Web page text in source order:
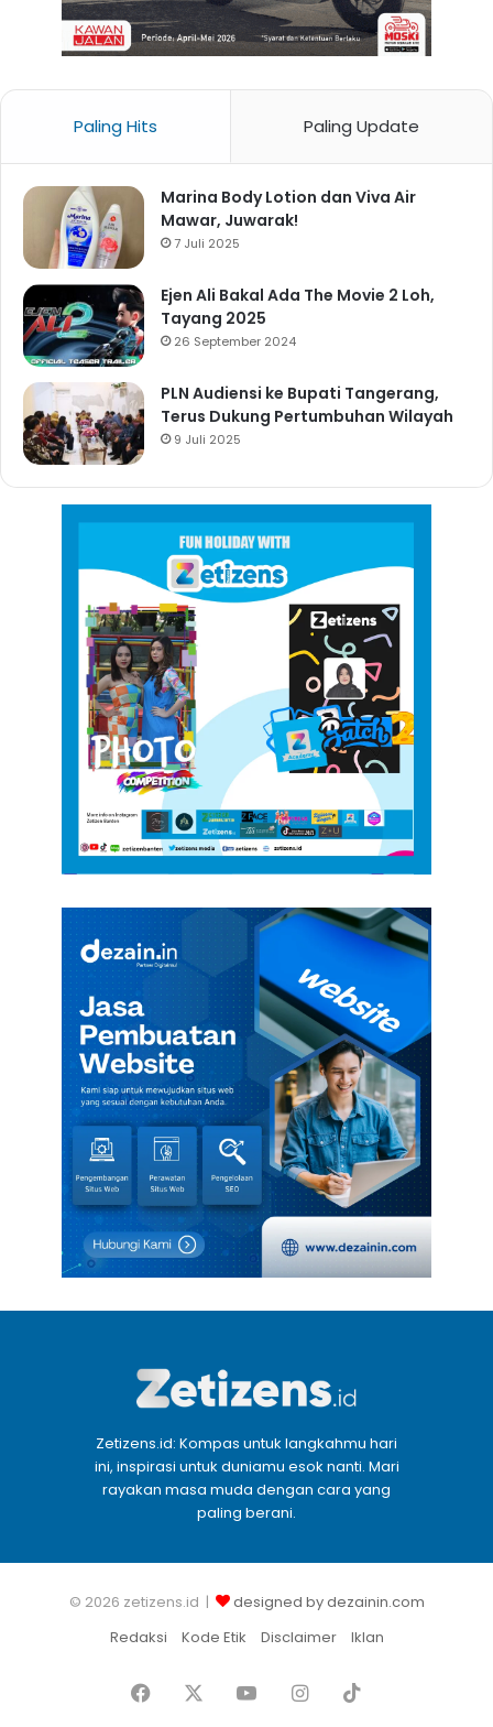
Paling Hits Paling Update
Marina Body Lotion dan Viva Air
Mawar, Juwarak!
7 Juli 2025
Ejen Ali Bakal Ada The Movie 2 Loh,
Tayang 2025
26 September 2024
PLN Audiensi ke Bupati Tangerang,
Terus Dukung Pertumbuhan Wilayah
9 Juli 2025
Zetizens.id: Kompas untuk langkahmu hari
ini, inspirasi untuk duniamu esok nanti. Mari
rayakan masa muda dengan cara yang
paling berani.
© 2026 zetizens.id |
designed by dezainin.com
Redaksi
Kode Etik Disclaimer Iklan
Facebook YouTubeInstagram